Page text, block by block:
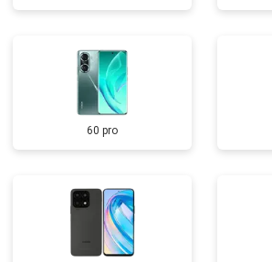
60 pro